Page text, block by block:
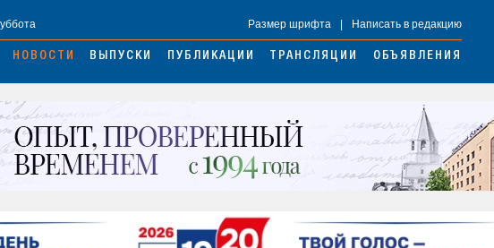
Размер шрифта Написать в редакцию
НОВОСТИ ВЫПУСКИ ПУБЛИКАЦИИ ТРАНСЛЯЦИИ ОБЪЯВЛЕНИЯ